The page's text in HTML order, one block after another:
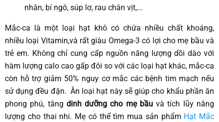
nhân, bí ngô, súp lơ, rau chân vịt,...
Mắc-ca là một loại hạt khô có chứa nhiều chất khoáng,
nhiều loại Vitamin,và rất giàu Omega-3 có lợi cho mẹ bầu và
trẻ em. Không chỉ cung cấp nguồn năng lượng dồi dào với
hàm lượng calo cao gấp đôi so với các loại hạt khác, mắc-ca
còn hỗ trợ giảm 50% nguy cơ mắc các bệnh tim mạch nếu
sử dụng đều đặn. Ăn loại hạt này sẽ giúp cho khẩu phần ăn
phong phú, tăng dinh dưỡng cho mẹ bầuvà tích lũy năng
lượng cho thai nhi. Mẹ có thể tìm mua sản phẩm Hạt Mắc